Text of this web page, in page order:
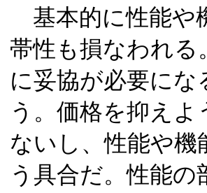
基本的に性能や
帯性も損なわれる
に妥協が必要に
う。価格を抑え
ないし、性能や
う具合だ。性能